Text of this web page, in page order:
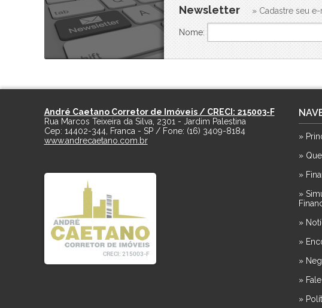
Newsletter » Cadastre seu
Nome:
André Caetano Corretor de Imóveis / CRECI: 215003-F
Rua Marcos Teixeira da Silva, 2301 - Jardim Palestina
Cep: 14402-344, Franca - SP/ Fone: (16) 3409-8184
www.andrecaetano.com.br
»
»
»
»
»
»
»
»
»